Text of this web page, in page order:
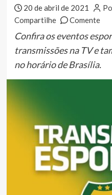
20 de abril de 2021
Compartilhe
Comente
Confira os eventos
transmissões na TV e
no horário de Brasília.